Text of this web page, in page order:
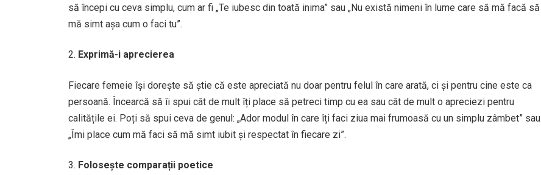
să începi cu ceva simplu, cum ar fi „Te iubesc din toată inima” sau „Nu există nimeni în lume care să mă facă să
mă simt așa cum o faci tu”.
Exprimă-i aprecierea
Fiecare femeie își dorește să știe că este apreciată nu doar pentru felul în care arată, ci și pentru cine este ca
persoană. Încearcă să îi spui cât de mult îți place să petreci timp cu ea sau cât de mult o apreciezi pentru
calitățile ei. Poți să spui ceva de genul: „Ador modul în care îți faci ziua mai frumoasă cu un simplu zâmbet” sau
„Îmi place cum mă faci să mă simt iubit și respectat în fiecare zi”.
Folosește comparații poetice